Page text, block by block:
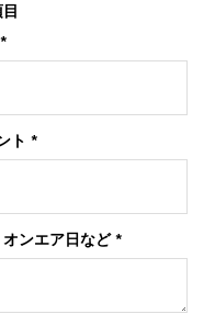
*
ト *
ンエア日など*